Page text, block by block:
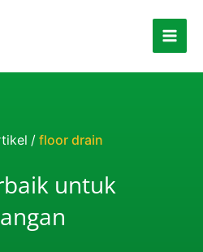
/ floor drain
untuk